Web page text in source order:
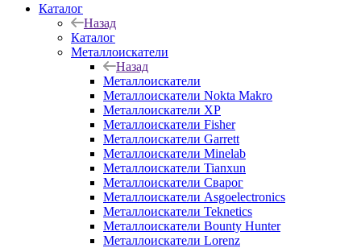
Каталог
Назад
Каталог
Металлоискатели
Назад
Металлоискатели
Металлоискатели Nokta Makro
Металлоискатели XP
Металлоискатели Fisher
Металлоискатели Garrett
Металлоискатели Minelab
Металлоискатели Tianxun
Металлоискатели Сварог
Металлоискатели Asgoelectronics
Металлоискатели Teknetics
Металлоискатели Bounty Hunter
Металлоискатели Lorenz